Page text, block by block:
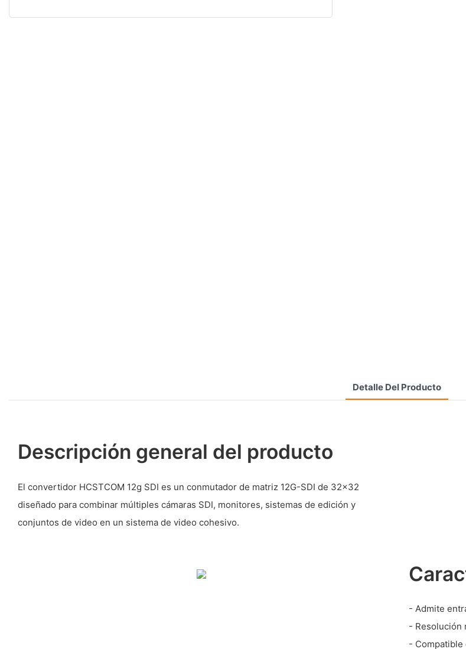
Detalle Del Producto
Descripción general del producto
El convertidor HCSTCOM 12g SDI es un conmutador de matriz 12G-SDI de 32x32
diseñado para combinar múltiples cámaras SDI, monitores, sistemas de edición y
conjuntos de video en un sistema de video cohesivo.
- Admite
- Resolución
- Compatible